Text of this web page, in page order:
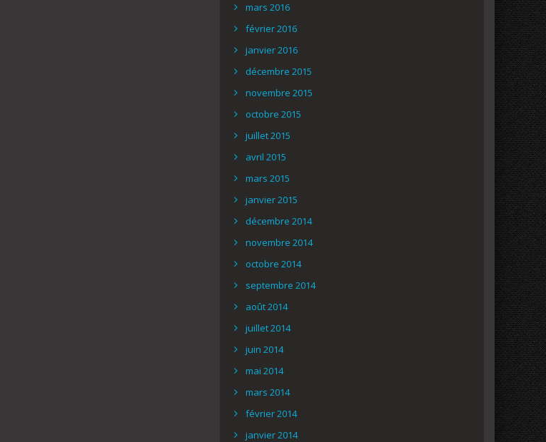
mars 2016
février 2016
janvier 2016
décembre 2015
novembre 2015
octobre 2015
juillet 2015
avril 2015
mars 2015
janvier 2015
décembre 2014
novembre 2014
octobre 2014
septembre 2014
août 2014
juillet 2014
juin 2014
mai 2014
mars 2014
février 2014
janvier 2014